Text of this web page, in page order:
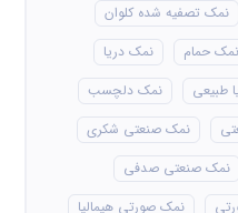
نمک تصفیه شده کلوان
نمک حمام
نمک دریا
طبیعی
نمک دلچسب
نمک صنعتی شکری
نمک صنعتی صدفی
نمک صورتی هیمالیا